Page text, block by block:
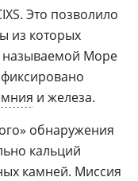
Это позволило
из которых
называемой Море
и железа.
обнаружения
кальций
камней. Миссия